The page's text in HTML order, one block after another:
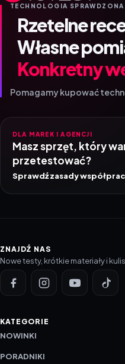
TECHNOLOGIA SPRAWDZONA
Rzetelne
Własne
Konkretny
Pomagamy kupować
DLA MAREK I AGENCJI
Masz sprzęt, który
przetestować?
Sprawdź zasady
ZNAJDŹ NAS
Nowe testy, krótkie materiały i
KATEGORIE
NOWINKI
PORADNIKI